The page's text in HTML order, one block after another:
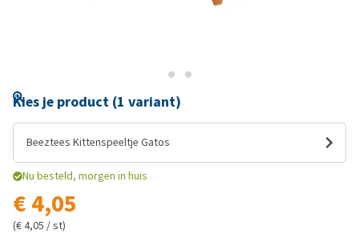
Kies je product (1 variant)
Beeztees Kittenspeeltje Gatos
Nu besteld, morgen in huis
€ 4,05
(€ 4,05 / st)